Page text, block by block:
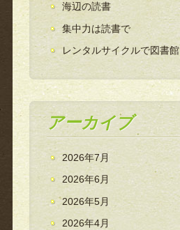
海辺の読書
集中力は読書で
レンタルサイクルで図書館
アーカイブ
2026年7月
2026年6月
2026年5月
2026年4月